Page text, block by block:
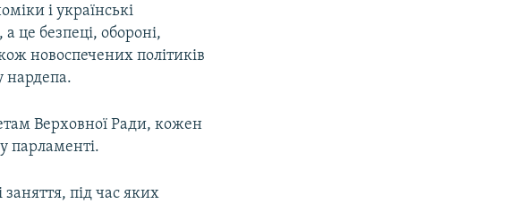
і українські
це безпеці, обороні,
новоспечених політиків
нардепа.
Верховної Ради, кожен
парламенті.
під час яких